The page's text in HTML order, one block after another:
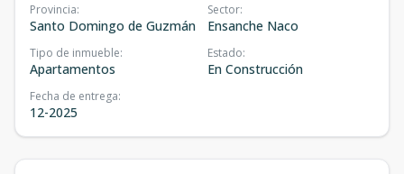
Provincia:
Santo Domingo de Guzmán
Sector:
Ensanche Naco
Tipo de inmueble:
Apartamentos
Estado:
En Construcción
Fecha de entrega:
12-2025